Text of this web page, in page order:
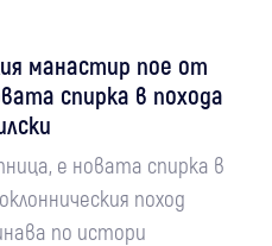
манастир пое от
спирка в похода
е новата спирка в
поход
по истори